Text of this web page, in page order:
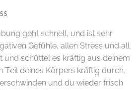
geht schnell, und ist sehr
Gefühle, allen Stress und all
und schüttel es kräftig aus deinem
Teil deines Körpers kräftig durch,
und du wieder frisch